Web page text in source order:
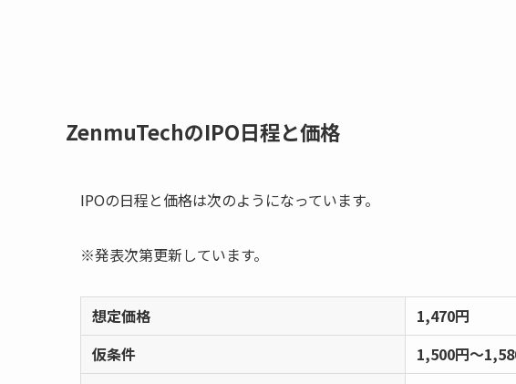
ZenmuTechのIPO日程と価格
IPOの日程と価格は次のようになっています。
※発表次第更新しています。
想定価格
1,470円
仮条件
1,500円～